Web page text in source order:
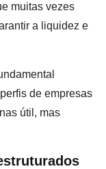
muitas vezes
a liquidez e
de empresas
útil, mas